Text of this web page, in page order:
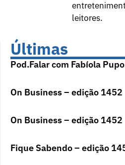
leitores.
Últimas
Pod.Falar com Fabíola
On Business – edição 1452
On Business – edição 1452
Fique Sabendo – edição